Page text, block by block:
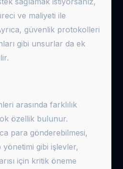
ve maliyeti ile
güvenlik protokolleri
gibi unsurlar da ek
arasında farklılık
özellik bulunur.
para gönderebilmesi,
gibi işlevler,
için kritik öneme